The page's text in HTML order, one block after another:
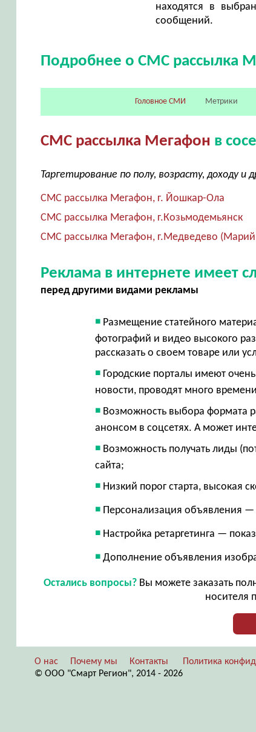
находятся в
сообщений.
Подробнее о СМС рассылка
Головное СМИ Метрики
СМС рассылка Мегафон в
Таргетирование по полу, возрасту, доходу
СМС рассылка Мегафон, г. Йошкар-Ола
СМС рассылка Мегафон, г.Козьмодемьянск
СМС рассылка Мегафон, г.Медведево
Реклама в интернете имеет
перед другими видами рекламы
Размещение статейного
фотографий и видео высокого
рассказать о своем товаре или
Городские порталы имеют
новости, проводят много
Возможность выбора формата
анонсом в соцсетях. А может
Возможность получать лиды
сайта;
Низкий порог старта, высокая
Персонализация объявления
Настройка ретаргетинга —
Дополнение объявления
Остались вопросы? Вы можете заказать
носителя
О нас Почему мы Контакты
Политика
© ООО "Смарт Регион", 2014 - 2026